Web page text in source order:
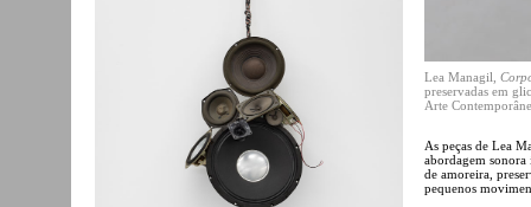
Lea Managil,
preservadas em
Arte
As peças de Lea
abordagem sonora
de amoreira,
pequenos